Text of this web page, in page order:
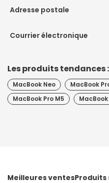
Adresse postale
Courrier électronique
Les produits tendances :
MacBook Neo MacBook
MacBook Pro M5
Meilleures ventesProduits